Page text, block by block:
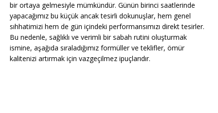
bir ortaya gelmesiyle mümkündür. Günün birinci saatlerinde
yapacağımız bu küçük ancak tesirli dokunuşlar, hem genel
sıhhatimizi hem de gün içindeki performansımızı direkt tesirler.
Bu nedenle, sağlıklı ve verimli bir sabah rutini oluşturmak
ismine, aşağıda sıraladığımız formüller ve teklifler, ömür
kalitenizi artırmak için vazgeçilmez ipuçlarıdır.